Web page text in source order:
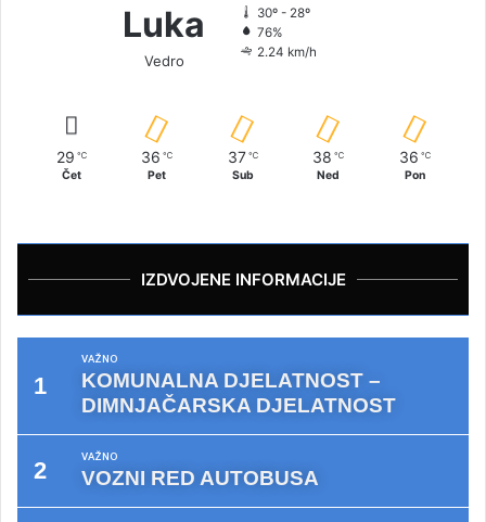
Luka
Vedro
30º - 28º
76%
2.24 km/h
29 ℃
Čet
36 ℃
Pet
37 ℃
Sub
38 ℃
Ned
36 ℃
Pon
IZDVOJENE INFORMACIJE
VAŽNO
KOMUNALNA DJELATNOST –
DIMNJAČARSKA DJELATNOST
VAŽNO
VOZNI RED AUTOBUSA